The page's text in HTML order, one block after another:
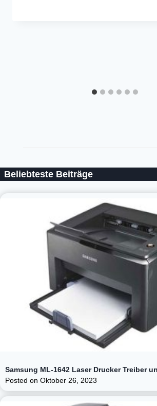
Beliebteste Beiträge
Samsung ML-1642 Laser Drucker Treiber
Posted on Oktober 26, 2023